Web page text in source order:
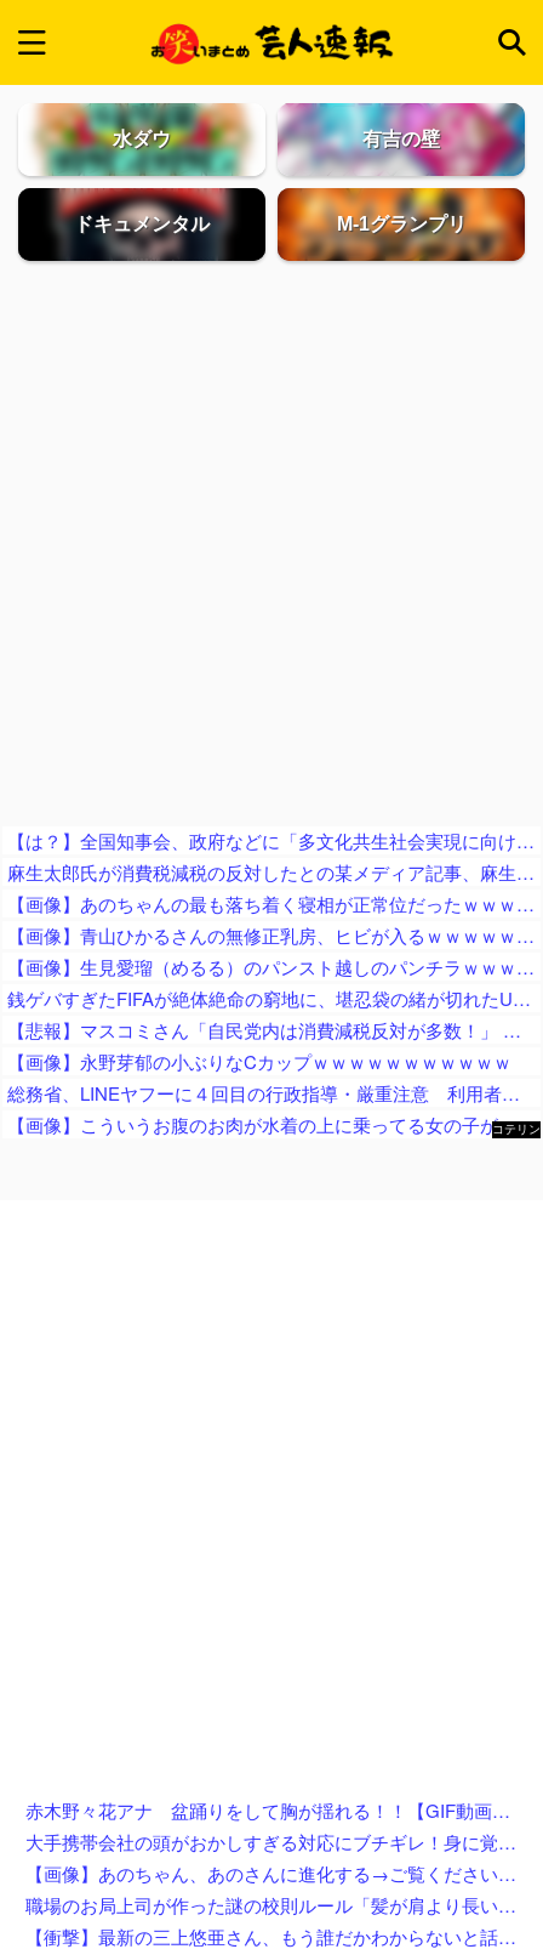
水ダウ 有吉の壁
ドキュメンタル M-1グランプリ
【は？】全国知事会、政府などに「多文化共生社会実現に向けた提言」を提出 「国は在留外国人を労働者と見ているが、日本人と同じ生活者」
麻生太郎氏が消費税減税の反対したとの某メディア記事、麻生派の議員に実際に問い合わせてみた結果……
【画像】あのちゃんの最も落ち着く寝相が正常位だったｗｗｗｗｗｗｗｗｗｗｗｗｗｗｗｗｗｗｗｗｗｗｗｗｗｗｗｗｗｗｗｗｗｗｗｗ
【画像】青山ひかるさんの無修正乳房、ヒビが入るｗｗｗｗｗｗｗｗｗｗｗｗｗｗ
【画像】生見愛瑠（めるる）のパンスト越しのパンチラｗｗｗｗｗ
銭ゲバすぎたFIFAが絶体絶命の窮地に、堪忍袋の緒が切れたUEFAがＷ杯参加を……
【悲報】マスコミさん「自民党内は消費減税反対が多数！」 → 自民党議員の内部暴露で嘘が完全発覚 → ｗｗｗｗｗｗｗｗｗｗｗｗｗｗ
【画像】永野芽郁の小ぶりなCカップｗｗｗｗｗｗｗｗｗｗｗ
総務省、LINEヤフーに４回目の行政指導・厳重注意 利用者を識別する情報など約803万件を利用者に無断で韓国企業に送信（電気通信事業法違反）
【画像】こういうお腹のお肉が水着の上に乗ってる女の子がエッチすぎるｗｗｗｗｗ
コテリン
赤木野々花アナ 盆踊りをして胸が揺れる！！【GIF動画あり】
大手携帯会社の頭がおかしすぎる対応にブチギレ！身に覚えのない請求書を「社長の名前だから払え」と突っ返された社長秘書の愚痴
【画像】あのちゃん、あのさんに進化する→ご覧くださいw w w w w w w w
職場のお局上司が作った謎の校則ルール「髪が肩より長いなら絶対に結べ！」→染髪やパーマはOKなのに『髪を下ろすこと』だけを徹底的に禁じる50代女性リーダーに全員あきらめモード←何そのこだわり
【衝撃】最新の三上悠亜さん、もう誰だかわからないと話題になってしまった画像がこちら